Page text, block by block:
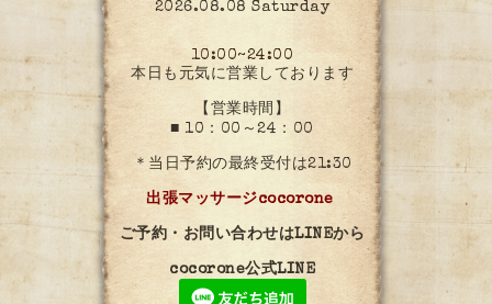
2026.08.08 Saturday
10:00~24:00
本日も元気に営業しております
【営業時間】
■ 10：00～24：00
＊当日予約の最終受付は21:30
出張マッサージcocorone
ご予約・お問い合わせはLINEから
cocorone公式LINE